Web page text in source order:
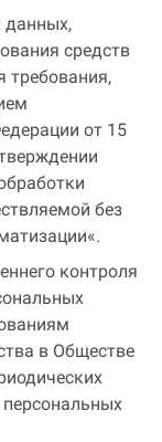
данных,
средств
требования,
от 15
без
контроля
в Обществе